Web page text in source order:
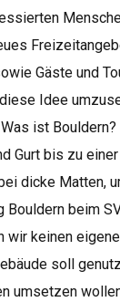
Gäste und
Idee
Was ist Bouldern?
Gurt bis zu
dicke Matten,
beim
wir keinen
soll
umsetzen